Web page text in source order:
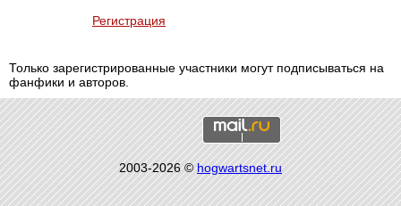
Регистрация
Только зарегистрированные участники могут подписываться на
фанфики и авторов.
2003-2026 ©hogwartsnet.ru